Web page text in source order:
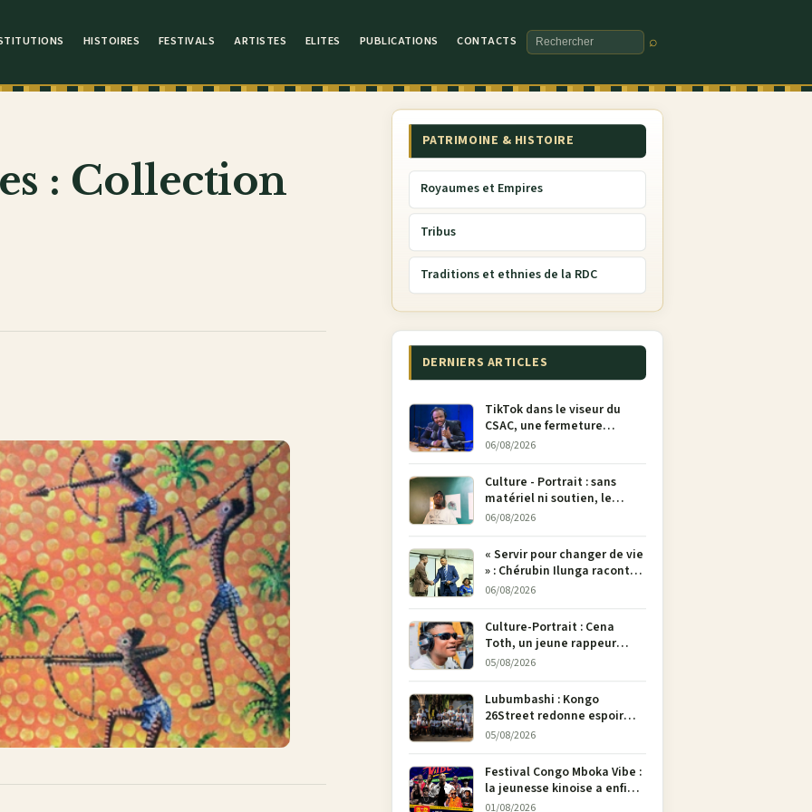
HISTOIRES FESTIVALS ARTISTES ELITES PUBLICATIONS CONTACTS
Rechercher
⌕
: Collection
PATRIMOINE & HISTOIRE
Royaumes et Empires
Tribus
Traditions et ethnies de la RDC
DERNIERS ARTICLES
TikTok dans le viseur du
CSAC, une fermeture
envisagée pour contrer la
06/08/2026
Culture - Portrait : sans
matériel ni soutien, le
dessinateur Justin
son crayon
06/08/2026
« Servir pour changer de vie
» : Chérubin Ilunga raconte
le parcours du député
Tshimbu en 137 pages
06/08/2026
Culture-Portrait : Cena
Toth, un jeune rappeur
déterminé à faire entendre
05/08/2026
Lubumbashi : Kongo
26Street redonne espoir
aux enfants de la rue par
05/08/2026
Festival Congo Mboka Vibe :
la jeunesse kinoise a enfin
sa plateforme de culture
01/08/2026